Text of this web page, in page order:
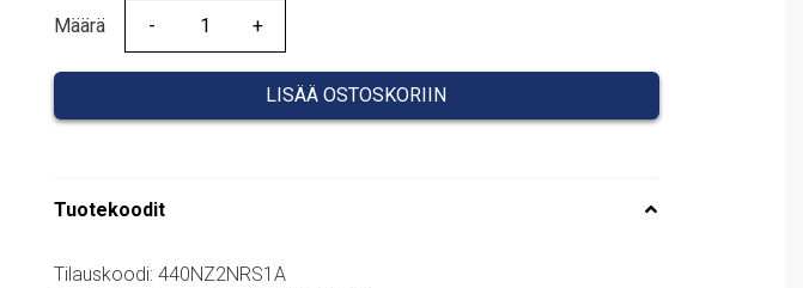
Määrä
Määrä
LISÄÄ OSTOSKORIIN
Tuotekoodit
Tilauskoodi: 440NZ2NRS1A